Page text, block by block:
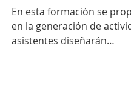
En esta formación se
en la generación de
asistentes diseñarán…